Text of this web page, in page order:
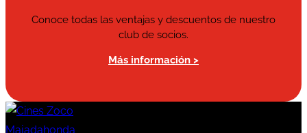
Conoce todas las ventajas y descuentos de nuestro
club de socios.
Más información >